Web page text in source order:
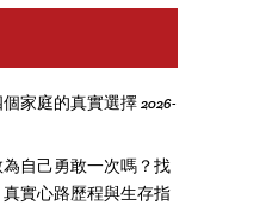
家庭的真實選擇 2026-
自己勇敢一次嗎？找
實心路歷程與生存指